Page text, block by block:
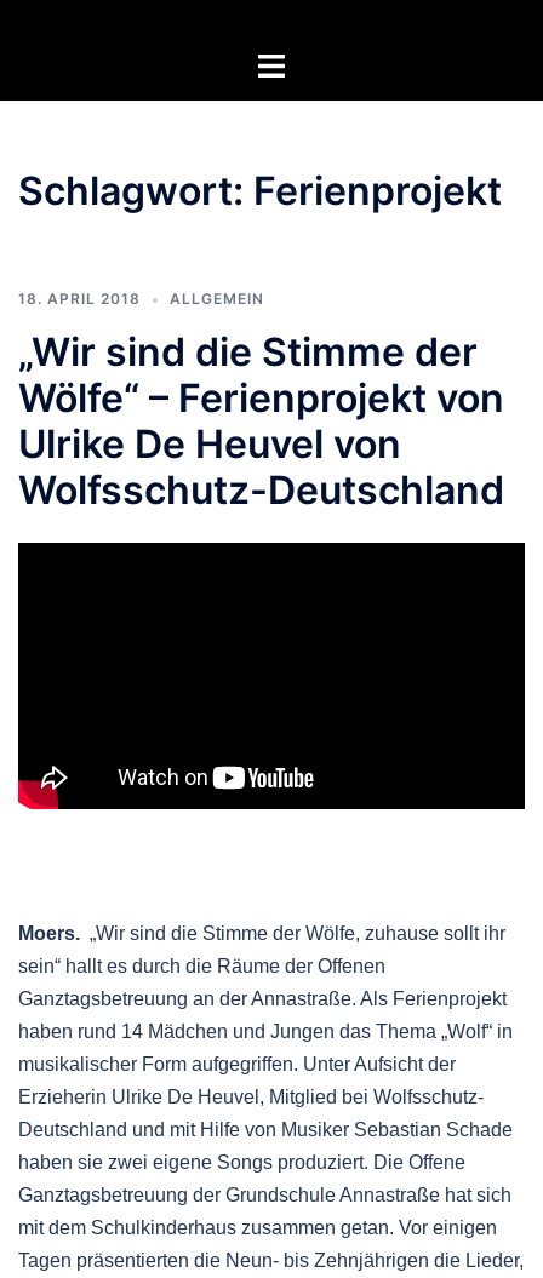
Menü
Schlagwort: Ferienprojekt
18. APRIL 2018 ALLGEMEIN
„Wir sind die Stimme der
Wölfe“ – Ferienprojekt von
Ulrike De Heuvel von
Wolfsschutz-Deutschland
Moers. „Wir sind die Stimme der Wölfe, zuhause sollt ihr
sein“ hallt es durch die Räume der Offenen
Ganztagsbetreuung an der Annastraße. Als Ferienprojekt
haben rund 14 Mädchen und Jungen das Thema „Wolf“ in
musikalischer Form aufgegriffen. Unter Aufsicht der
Erzieherin Ulrike De Heuvel, Mitglied bei Wolfsschutz-
Deutschland und mit Hilfe von Musiker Sebastian Schade
haben sie zwei eigene Songs produziert. Die Offene
Ganztagsbetreuung der Grundschule Annastraße hat sich
mit dem Schulkinderhaus zusammen getan. Vor einigen
Tagen präsentierten die Neun- bis Zehnjährigen die Lieder,